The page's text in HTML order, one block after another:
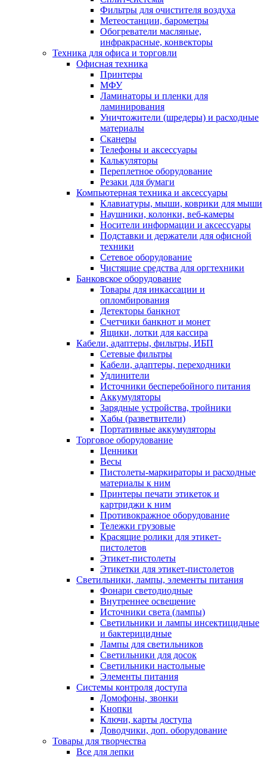
Фильтры для очистителя воздуха
Метеостанции, барометры
Обогреватели масляные,
инфракрасные, конвекторы
Техника для офиса и торговли
Офисная техника
Принтеры
МФУ
Ламинаторы и пленки для
ламинирования
Уничтожители (шредеры) и расходные
материалы
Сканеры
Телефоны и аксессуары
Калькуляторы
Переплетное оборудование
Резаки для бумаги
Компьютерная техника и аксессуары
Клавиатуры, мыши, коврики для мыши
Наушники, колонки, веб-камеры
Носители информации и аксессуары
Подставки и держатели для офисной
техники
Сетевое оборудование
Чистящие средства для оргтехники
Банковское оборудование
Товары для инкассации и
опломбирования
Детекторы банкнот
Счетчики банкнот и монет
Ящики, лотки для кассира
Кабели, адаптеры, фильтры, ИБП
Сетевые фильтры
Кабели, адаптеры, переходники
Удлинители
Источники бесперебойного питания
Аккумуляторы
Зарядные устройства, тройники
Хабы (разветвители)
Портативные аккумуляторы
Торговое оборудование
Ценники
Весы
Пистолеты-маркираторы и расходные
материалы к ним
Принтеры печати этикеток и
картриджи к ним
Противокражное оборудование
Тележки грузовые
Красящие ролики для этикет-
пистолетов
Этикет-пистолеты
Этикетки для этикет-пистолетов
Светильники, лампы, элементы питания
Фонари светодиодные
Внутреннее освещение
Источники света (лампы)
Светильники и лампы инсектицидные
и бактерицидные
Лампы для светильников
Светильники для досок
Светильники настольные
Элементы питания
Системы контроля доступа
Домофоны, звонки
Кнопки
Ключи, карты доступа
Доводчики, доп. оборудование
Товары для творчества
Все для лепки